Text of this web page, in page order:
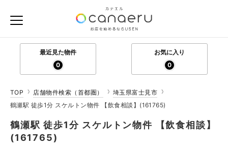
最近見た物件
0
お気に入り
0
TOP 店舗物件検索（首都圏）
埼玉県富士見市
鶴瀬駅 徒歩1分 スケルトン物件 【飲食相談】(161765)
鶴瀬駅 徒歩1分 スケルトン物件 【飲食相談】
(161765)